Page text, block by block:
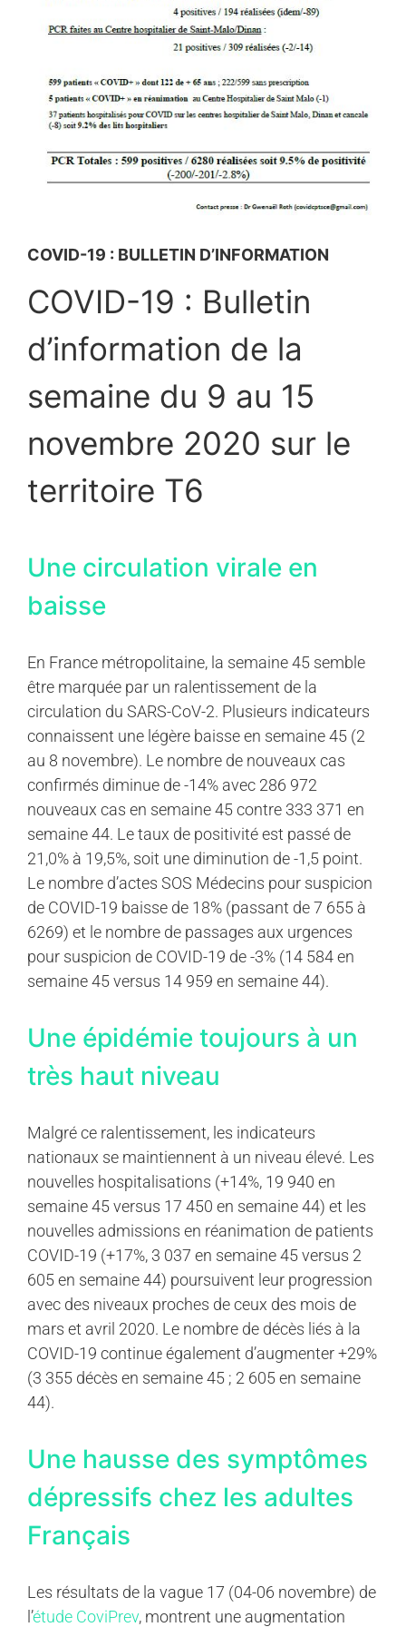
COVID-19 : BULLETIN D’INFORMATION
COVID-19 : Bulletin
d’information de la
semaine du 9 au 15
novembre 2020 sur le
territoire T6
Une circulation virale en
baisse
En France métropolitaine, la semaine 45 semble
être marquée par un ralentissement de la
circulation du SARS-CoV-2. Plusieurs indicateurs
connaissent une légère baisse en semaine 45 (2
au 8 novembre). Le nombre de nouveaux cas
confirmés diminue de -14% avec 286 972
nouveaux cas en semaine 45 contre 333 371 en
semaine 44. Le taux de positivité est passé de
21,0% à 19,5%, soit une diminution de -1,5 point.
Le nombre d’actes SOS Médecins pour suspicion
de COVID-19 baisse de 18% (passant de 7 655 à
6269) et le nombre de passages aux urgences
pour suspicion de COVID-19 de -3% (14 584 en
semaine 45 versus 14 959 en semaine 44).
Une épidémie toujours à un
très haut niveau
Malgré ce ralentissement, les indicateurs
nationaux se maintiennent à un niveau élevé. Les
nouvelles hospitalisations (+14%, 19 940 en
semaine 45 versus 17 450 en semaine 44) et les
nouvelles admissions en réanimation de patients
COVID-19 (+17%, 3 037 en semaine 45 versus 2
605 en semaine 44) poursuivent leur progression
avec des niveaux proches de ceux des mois de
mars et avril 2020. Le nombre de décès liés à la
COVID-19 continue également d’augmenter +29%
(3 355 décès en semaine 45 ; 2 605 en semaine
44).
Une hausse des symptômes
dépressifs chez les adultes
Français
Les résultats de la vague 17 (04-06 novembre) de
l’étude CoviPrev, montrent une augmentation